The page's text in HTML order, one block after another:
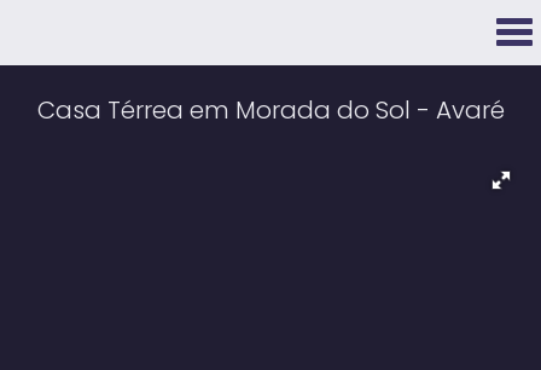
Casa Térrea em Morada do Sol - Avaré